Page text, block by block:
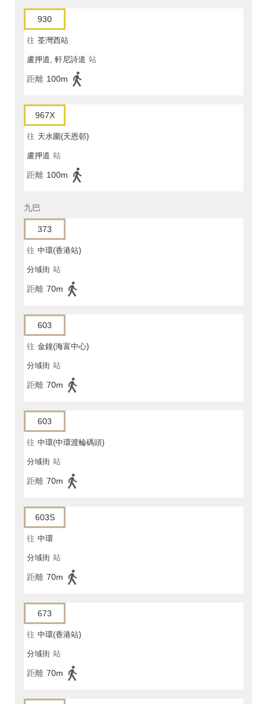
930
往 荃灣西站
盧押道, 軒尼詩道 站
距離 100m
967X
往 天水圍(天恩邨)
盧押道 站
距離 100m
九巴
373
往 中環(香港站)
分域街 站
距離 70m
603
往 金鐘(海富中心)
分域街 站
距離 70m
603
往 中環(中環渡輪碼頭)
分域街 站
距離 70m
603S
往 中環
分域街 站
距離 70m
673
往 中環(香港站)
分域街 站
距離 70m